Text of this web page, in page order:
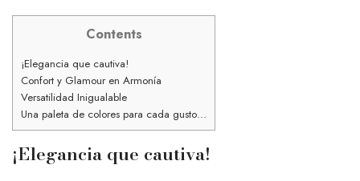
Contents
¡Elegancia que cautiva!
Confort y Glamour en Armonía
Versatilidad Inigualable
Una paleta de colores para cada gusto…
¡Elegancia que cautiva!